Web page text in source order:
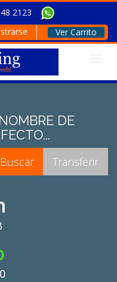
2123
Ver Carrito
DE